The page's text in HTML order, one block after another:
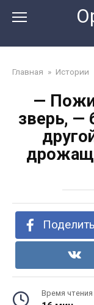
Главная » Истории
—
зверь, —
Время чтения